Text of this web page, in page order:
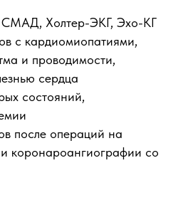
СМАД, Холтер-ЭКГ, Эхо-КГ
с кардиомиопатиями,
и проводимости,
сердца
состояний,
после операций на
коронароангиографии со